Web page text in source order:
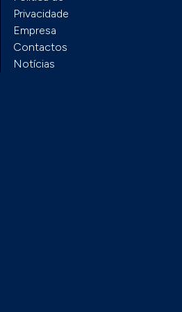
Privacidade
Empresa
Contactos
Notícias